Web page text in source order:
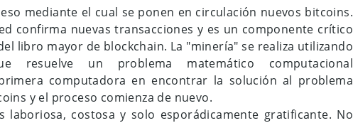
mediante el cual se ponen en circulación nuevos bitcoins.
confirma nuevas transacciones y es un componente crítico
libro mayor de blockchain. La "minería" se realiza utilizando
resuelve un problema matemático computacional
computadora en encontrar la solución al problema
y el proceso comienza de nuevo.
laboriosa, costosa y solo esporádicamente gratificante. No